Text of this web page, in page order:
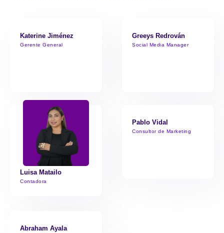
Katerine Jiménez
Gerente General
Greeys Redrován
Social Media Manager
Luisa Matailo
Contadora
Pablo Vidal
Consultor de Marketing
Abraham Ayala